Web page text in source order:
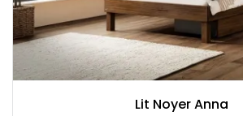
Lit Noyer Anna